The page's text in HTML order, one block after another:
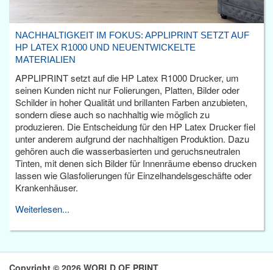
NACHHALTIGKEIT IM FOKUS: APPLIPRINT SETZT AUF
HP LATEX R1000 UND NEUENTWICKELTE
MATERIALIEN
APPLIPRINT setzt auf die HP Latex R1000 Drucker, um
seinen Kunden nicht nur Folierungen, Platten, Bilder oder
Schilder in hoher Qualität und brillanten Farben anzubieten,
sondern diese auch so nachhaltig wie möglich zu
produzieren. Die Entscheidung für den HP Latex Drucker fiel
unter anderem aufgrund der nachhaltigen Produktion. Dazu
gehören auch die wasserbasierten und geruchsneutralen
Tinten, mit denen sich Bilder für Innenräume ebenso drucken
lassen wie Glasfolierungen für Einzelhandelsgeschäfte oder
Krankenhäuser.
Weiterlesen...